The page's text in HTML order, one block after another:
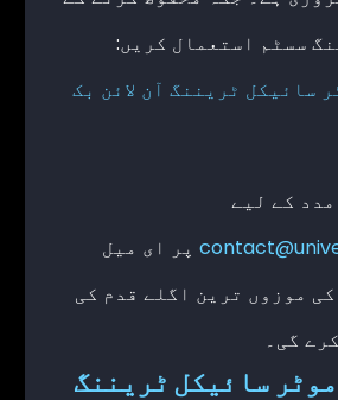
سسٹم استعمال کریں:
سائیکل ٹریننگ آن لائن بک
کے لیے
پر ای میل
موزوں ترین اگلے قدم کی
گی۔
سائیکل ٹریننگ